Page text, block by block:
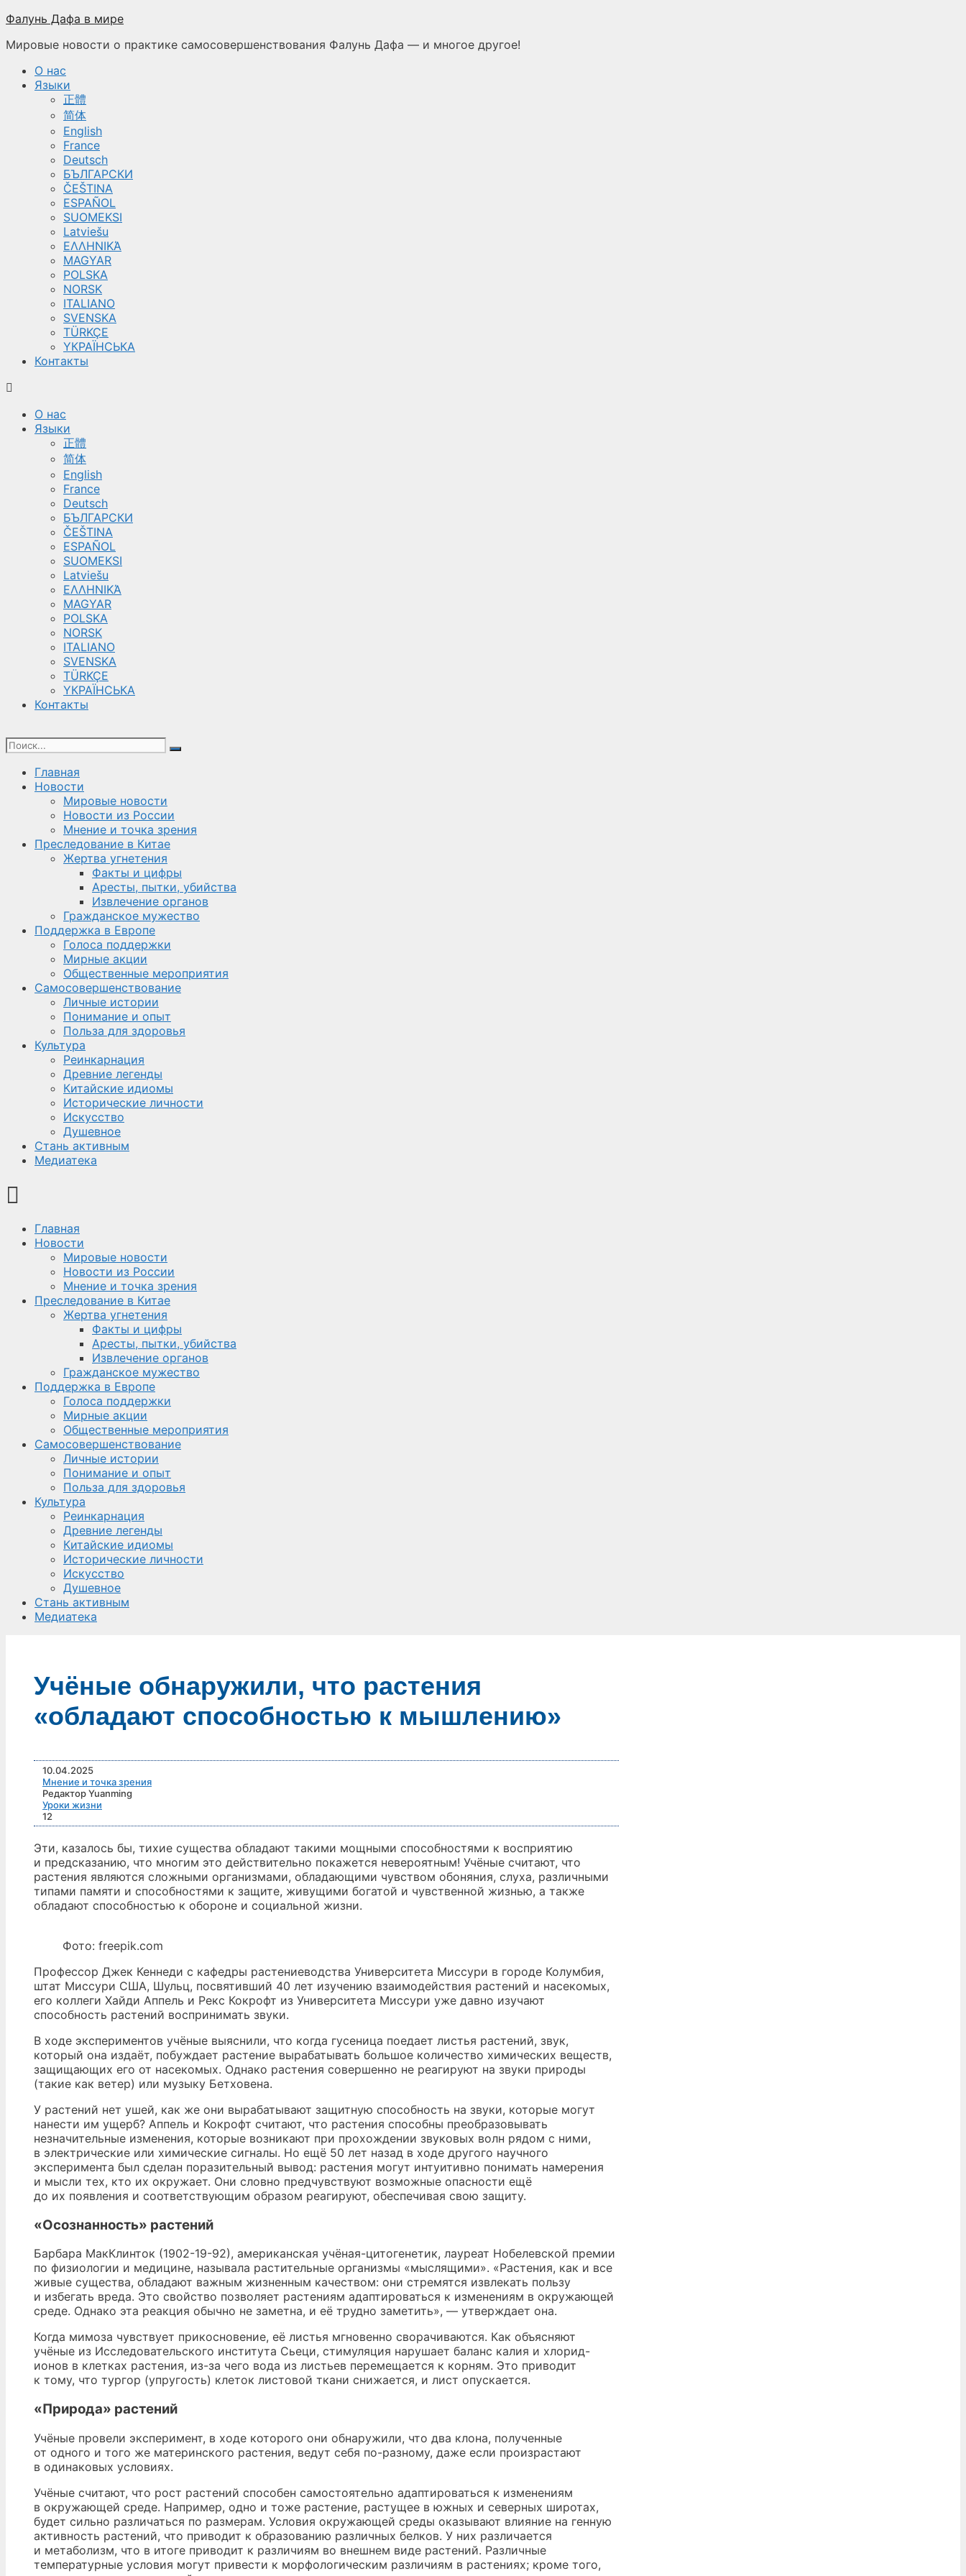
Перейти
содержимому
Фалунь Дафа в мире
Мировые новости о практике самосовершенствования Фалунь Дафа — и многое другое!
О нас
Языки
正體
简体
English
France
Deutsch
БЪЛГАРСКИ
ČEŠTINA
ESPAÑOL
SUOMEKSI
Latviešu
ΕΛΛΗΝΙΚΆ
MAGYAR
POLSKA
NORSK
ITALIANO
SVENSKA
TÜRKÇE
YКРАЇНСЬКА
Контакты
О нас
Языки
正體
简体
English
France
Deutsch
БЪЛГАРСКИ
ČEŠTINA
ESPAÑOL
SUOMEKSI
Latviešu
ΕΛΛΗΝΙΚΆ
MAGYAR
POLSKA
NORSK
ITALIANO
SVENSKA
TÜRKÇE
YКРАЇНСЬКА
Контакты
Главная
Новости
Мировые новости
Новости из России
Мнение и точка зрения
Преследование в Китае
Жертва угнетения
Факты и цифры
Аресты, пытки, убийства
Извлечение органов
Гражданское мужество
Поддержка в Европе
Голоса поддержки
Мирные акции
Общественные мероприятия
Самосовершенствование
Личные истории
Понимание и опыт
Польза для здоровья
Культура
Реинкарнация
Древние легенды
Китайские идиомы
Исторические личности
Искусство
Душевное
Стань активным
Медиатека
Главная
Новости
Мировые новости
Новости из России
Мнение и точка зрения
Преследование в Китае
Жертва угнетения
Факты и цифры
Аресты, пытки, убийства
Извлечение органов
Гражданское мужество
Поддержка в Европе
Голоса поддержки
Мирные акции
Общественные мероприятия
Самосовершенствование
Личные истории
Понимание и опыт
Польза для здоровья
Культура
Реинкарнация
Древние легенды
Китайские идиомы
Исторические личности
Искусство
Душевное
Стань активным
Медиатека
Учёные обнаружили, что растения
«обладают способностью к мышлению»
10.04.2025
Мнение и точка зрения
Редактор Yuanming
Уроки жизни
12
Эти, казалось бы, тихие существа обладают такими мощными способностями к восприятию
и предсказанию, что многим это действительно покажется невероятным! Учёные считают, что
растения являются сложными организмами, обладающими чувством обоняния, слуха, различными
типами памяти и способностями к защите, живущими богатой и чувственной жизнью, а также
обладают способностью к обороне и социальной жизни.
Фото: freepik.com
Профессор Джек Кеннеди с кафедры растениеводства Университета Миссури в городе Колумбия,
штат Миссури США, Шульц, посвятивший 40 лет изучению взаимодействия растений и насекомых,
его коллеги Хайди Аппель и Рекс Кокрофт из Университета Миссури уже давно изучают
способность растений воспринимать звуки.
В ходе экспериментов учёные выяснили, что когда гусеница поедает листья растений, звук,
который она издаёт, побуждает растение вырабатывать большое количество химических веществ,
защищающих его от насекомых. Однако растения совершенно не реагируют на звуки природы
(такие как ветер) или музыку Бетховена.
У растений нет ушей, как же они вырабатывают защитную способность на звуки, которые могут
нанести им ущерб? Аппель и Кокрофт считают, что растения способны преобразовывать
незначительные изменения, которые возникают при прохождении звуковых волн рядом с ними,
в электрические или химические сигналы. Но ещё 50 лет назад в ходе другого научного
эксперимента был сделан поразительный вывод: растения могут интуитивно понимать намерения
и мысли тех, кто их окружает. Они словно предчувствуют возможные опасности ещё
до их появления и соответствующим образом реагируют, обеспечивая свою защиту.
«Осознанность» растений
Барбара МакКлинток (1902-19-92), американская учёная-цитогенетик, лауреат Нобелевской премии
по физиологии и медицине, называла растительные организмы «мыслящими». «Растения, как и все
живые существа, обладают важным жизненным качеством: они стремятся извлекать пользу
и избегать вреда. Это свойство позволяет растениям адаптироваться к изменениям в окружающей
среде. Однако эта реакция обычно не заметна, и её трудно заметить», — утверждает она.
Когда мимоза чувствует прикосновение, её листья мгновенно сворачиваются. Как объясняют
учёные из Исследовательского института Сьеци, стимуляция нарушает баланс калия и хлорид-
ионов в клетках растения, из-за чего вода из листьев перемещается к корням. Это приводит
к тому, что тургор (упругость) клеток листовой ткани снижается, и лист опускается.
«Природа» растений
Учёные провели эксперимент, в ходе которого они обнаружили, что два клона, полученные
от одного и того же материнского растения, ведут себя по-разному, даже если произрастают
в одинаковых условиях.
Учёные считают, что рост растений способен самостоятельно адаптироваться к изменениям
в окружающей среде. Например, одно и тоже растение, растущее в южных и северных широтах,
будет сильно различаться по размерам. Условия окружающей среды оказывают влияние на генную
активность растений, что приводит к образованию различных белков. У них различается
и метаболизм, что в итоге приводит к различиям во внешнем виде растений. Различные
температурные условия могут привести к морфологическим различиям в растениях; кроме того,